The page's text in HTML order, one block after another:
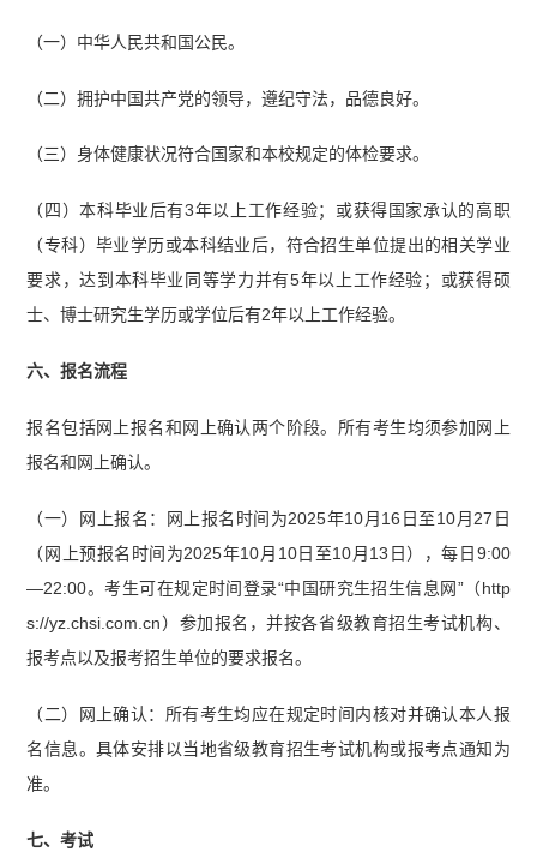
（一）中华人民共和国公民。
（二）拥护中国共产党的领导，遵纪守法，品德良好。
（三）身体健康状况符合国家和本校规定的体检要求。
（四）本科毕业后有3年以上工作经验；或获得国家承认的高职
（专科）毕业学历或本科结业后，符合招生单位提出的相关学业
要求，达到本科毕业同等学力并有5年以上工作经验；或获得硕
士、博士研究生学历或学位后有2年以上工作经验。
六、报名流程
报名包括网上报名和网上确认两个阶段。所有考生均须参加网上
报名和网上确认。
（一）网上报名：网上报名时间为2025年10月16日至10月27日
（网上预报名时间为2025年10月10日至10月13日），每日9:00
—22:00。考生可在规定时间登录“中国研究生招生信息网”（http
s://yz.chsi.com.cn）参加报名，并按各省级教育招生考试机构、
报考点以及报考招生单位的要求报名。
（二）网上确认：所有考生均应在规定时间内核对并确认本人报
名信息。具体安排以当地省级教育招生考试机构或报考点通知为
准。
七、考试